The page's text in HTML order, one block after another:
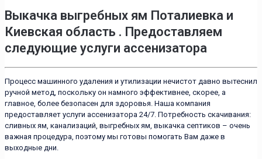
Выкачка выгребных ям Поталиевка и
Киевская область . Предоставляем
следующие услуги ассенизатора
Процесс машинного удаления и утилизации нечистот давно вытеснил
ручной метод, поскольку он намного эффективнее, скорее, а
главное, более безопасен для здоровья. Наша компания
предоставляет услуги ассенизатора 24/7. Потребность скачивания:
сливных ям, канализаций, выгребных ям, выкачка септиков – очень
важная процедура, поэтому мы готовы помогать Вам даже в
выходные дни.